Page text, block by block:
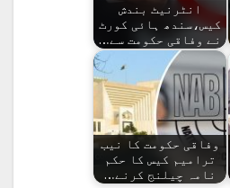
انٹرنیٹ بندش
کیس،سندھ ہائی کورٹ
نے وفاقی حکومت سے…
وفاقی حکومت کا نیب
ترامیم کیس کا حکم
نامہ چیلنج کرنے…